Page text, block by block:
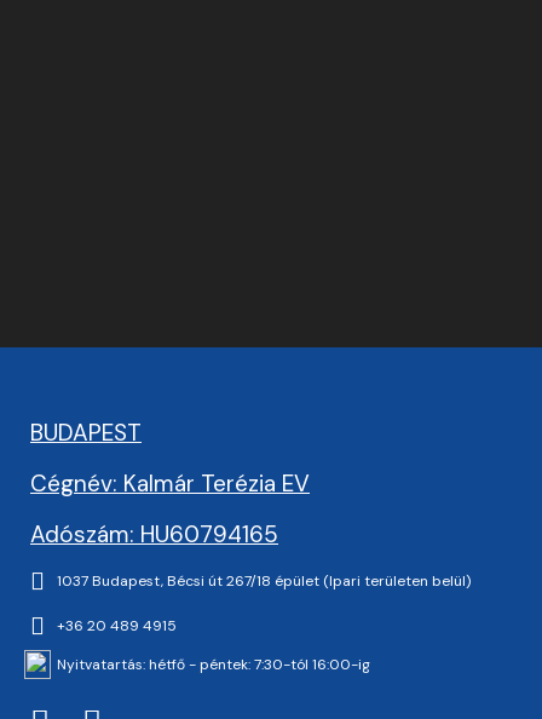
BUDAPEST
Cégnév: Kalmár Terézia EV
Adószám: HU60794165
1037 Budapest, Bécsi út 267/18 épület (Ipari területen belül)
+36 20 489 4915
Nyitvatartás: hétfő - péntek: 7:30-tól 16:00-ig